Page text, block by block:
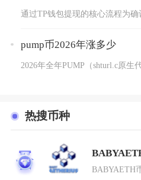
pump币2026年涨多少
2026年全年PUMP（shturl.c原生
热搜币种
1
BABYAETH